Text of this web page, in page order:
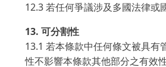
12.3 若任何爭議涉及多國法律或
13. 可分割性
13.1 若本條款中任何條文被具有
性不影響本條款其他部分之有效